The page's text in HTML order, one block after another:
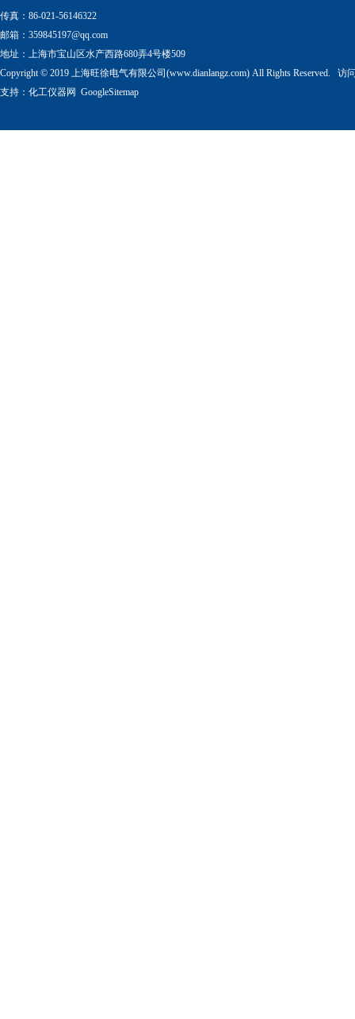
传真：86-021-56146322
邮箱： 359845197@qq.com
地址：上海市宝山区水产西路680弄4号楼509
Copyright © 2019 上海旺徐电气有限公司(www.dianlangz.com) All Rights Reserved. 访
支持： 化工仪器网 GoogleSitemap